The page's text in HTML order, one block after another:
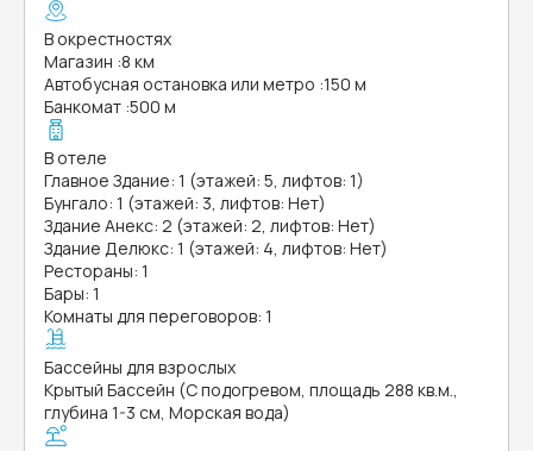
В окрестностях
Магазин :8 км
Автобусная остановка или метро :150 м
Банкомат :500 м
В отеле
Главное Здание: 1 (этажей: 5, лифтов: 1)
Бунгало: 1 (этажей: 3, лифтов: Нет)
Здание Анекс: 2 (этажей: 2, лифтов: Нет)
Здание Делюкс: 1 (этажей: 4, лифтов: Нет)
Рестораны: 1
Бары: 1
Комнаты для переговоров: 1
Бассейны для взрослых
Крытый Бассейн (С подогревом, площадь 288 кв.м.,
глубина 1-3 см, Морская вода)